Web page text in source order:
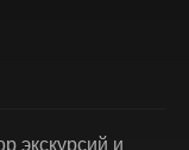
экскурсий и